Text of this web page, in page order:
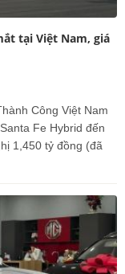
tại Việt Nam, giá
Công Việt Nam
Fe Hybrid đến
1,450 tỷ đồng (đã